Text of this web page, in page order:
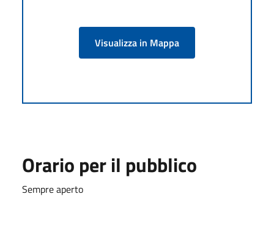
Visualizza in Mappa
Orario per il pubblico
Sempre aperto